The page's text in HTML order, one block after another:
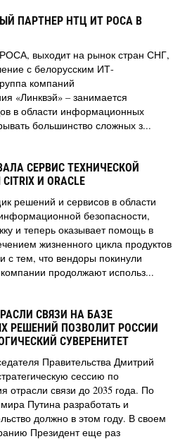
ПАРТНЕР НТЦ ИТ РОСА В
выходит на рынок стран СНГ,
с белорусским ИТ-
компаний
«Линквэй» – занимается
в области информационных
большинство сложных з...
СЕРВИС ТЕХНИЧЕСКОЙ
И ORACLE
решений и сервисов в области
безопасности,
и теперь оказывает помощь в
жизненного цикла продуктов
с тем, что вендоры покинули
продолжают использ...
СВЯЗИ НА БАЗЕ
РЕШЕНИЙ ПОЗВОЛИТ РОССИИ
СУВЕРЕНИТЕТ
Правительства Дмитрий
сессию по
отрасли связи до 2035 года. По
Путина разработать и
должно в этом году. В своем
Президент еще раз